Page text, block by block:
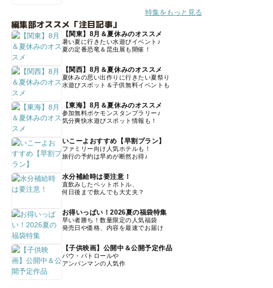
特集をもっと見る
編集部オススメ「注目記事」
【関東】8月＆夏休みのオススメ
暑い夏に行きたい水遊びイベント♪
夏の定番恐竜＆昆虫展も開催！
【関西】8月＆夏休みのオススメ
夏休みの思い出作りに行きたい夏祭り
水遊びスポット＆子供無料イベントも
【東海】8月＆夏休みのオススメ
参加無料ポケモンスタンプラリー♪
気分爽快水遊びスポット情報も！
いこーよおすすめ【早割プラン】
ファミリー向け人気ホテルも！
旅行の予約は早めが断然お得♪
水分補給時は要注意！
直飲みしたペットボトル、
何日後まで飲んでも大丈夫？
お得いっぱい！2026夏の福袋特集
早い者勝ち！数量限定の人気福袋
発売日や価格、内容を最速でお届け
【子供映画】公開中＆公開予定作品
パウ・パトロールや
アンパンマンの人気作